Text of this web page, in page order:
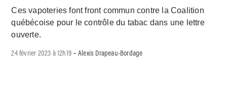
Ces vapoteries font front commun contre la Coalition
québécoise pour le contrôle du tabac dans une lettre
ouverte.
24 février 2023 à 12h19 -Alexis Drapeau-Bordage